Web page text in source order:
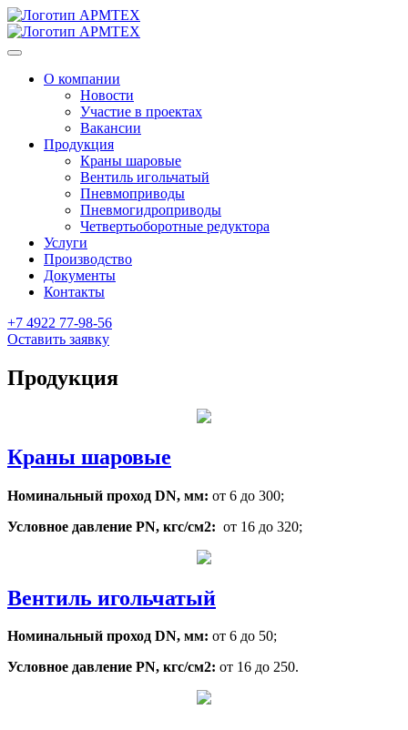
О компании
Новости
Участие в проектах
Вакансии
Продукция
Краны шаровые
Вентиль игольчатый
Пневмоприводы
Пневмогидроприводы
Четвертьоборотные редуктора
Услуги
Производство
Документы
Контакты
+7 4922 77-98-56
Оставить заявку
Продукция
Краны шаровые
Номинальный проход DN, мм: от 6 до 300;
Условное давление PN, кгс/см2: от 16 до 320;
Вентиль игольчатый
Номинальный проход DN, мм: от 6 до 50;
Условное давление PN, кгс/см2: от 16 до 250.